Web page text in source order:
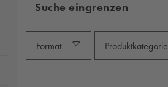
Suche eingrenzen
Format Produktkategorie